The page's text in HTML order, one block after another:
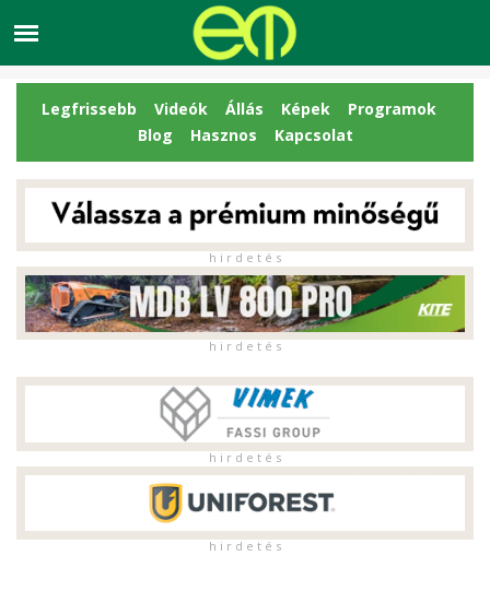
Legfrissebb Videók Állás Képek
Programok
Blog
Hasznos Kapcsolat
h i r d e t é s
h i r d e t é s
h i r d e t é s
h i r d e t é s